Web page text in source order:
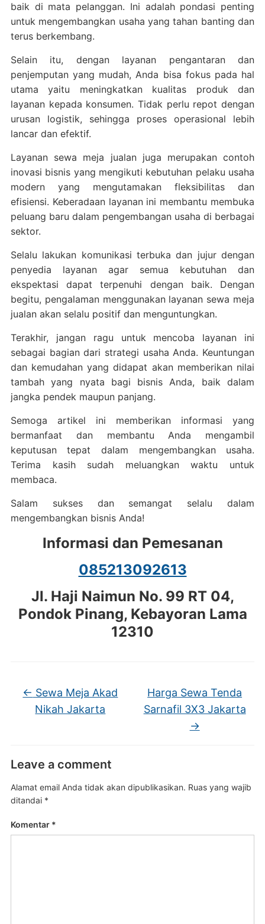
baik di mata pelanggan. Ini adalah pondasi penting
untuk mengembangkan usaha yang tahan banting dan
terus berkembang.
Selain itu, dengan layanan pengantaran dan
penjemputan yang mudah, Anda bisa fokus pada hal
utama yaitu meningkatkan kualitas produk dan
layanan kepada konsumen. Tidak perlu repot dengan
urusan logistik, sehingga proses operasional lebih
lancar dan efektif.
Layanan sewa meja jualan juga merupakan contoh
inovasi bisnis yang mengikuti kebutuhan pelaku usaha
modern yang mengutamakan fleksibilitas dan
efisiensi. Keberadaan layanan ini membantu membuka
peluang baru dalam pengembangan usaha di berbagai
sektor.
Selalu lakukan komunikasi terbuka dan jujur dengan
penyedia layanan agar semua kebutuhan dan
ekspektasi dapat terpenuhi dengan baik. Dengan
begitu, pengalaman menggunakan layanan sewa meja
jualan akan selalu positif dan menguntungkan.
Terakhir, jangan ragu untuk mencoba layanan ini
sebagai bagian dari strategi usaha Anda. Keuntungan
dan kemudahan yang didapat akan memberikan nilai
tambah yang nyata bagi bisnis Anda, baik dalam
jangka pendek maupun panjang.
Semoga artikel ini memberikan informasi yang
bermanfaat dan membantu Anda mengambil
keputusan tepat dalam mengembangkan usaha.
Terima kasih sudah meluangkan waktu untuk
membaca.
Salam sukses dan semangat selalu dalam
mengembangkan bisnis Anda!
Informasi dan Pemesanan
085213092613
Jl. Haji Naimun No. 99 RT 04,
Pondok Pinang, Kebayoran Lama
12310
← Sewa Meja Akad
Nikah Jakarta
Harga Sewa Tenda
Sarnafil 3X3 Jakarta
→
Leave a comment
Alamat email Anda tidak akan dipublikasikan. Ruas yang wajib
ditandai *
Komentar *